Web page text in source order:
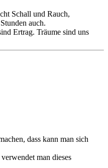
Schall und Rauch,
auch.
Ertrag. Träume sind uns
dass kann man sich
man dieses